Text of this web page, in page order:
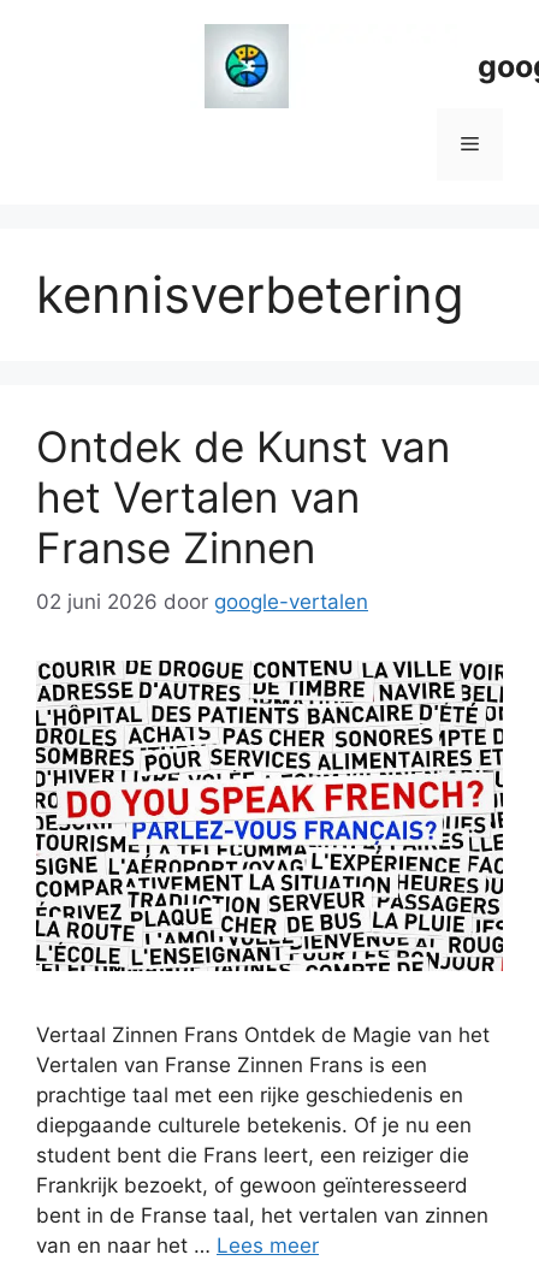
Menu
kennisverbetering
Ontdek de Kunst van
het Vertalen van
Franse Zinnen
02 juni 2026 door google-vertalen
Vertaal Zinnen Frans Ontdek de Magie van het
Vertalen van Franse Zinnen Frans is een
prachtige taal met een rijke geschiedenis en
diepgaande culturele betekenis. Of je nu een
student bent die Frans leert, een reiziger die
Frankrijk bezoekt, of gewoon geïnteresseerd
bent in de Franse taal, het vertalen van zinnen
van en naar het … Lees meer